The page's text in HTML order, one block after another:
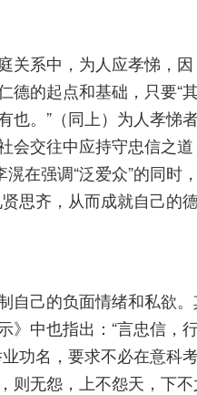
关系中，为人应孝悌，因
德的起点和基础，只要“
也。”（同上）为人孝悌
会交往中应持守忠信之
在强调“泛爱众”的同时，
思齐，从而成就自己的
自己的负面情绪和私欲
》中也指出：“言忠信，
功名，要求不必在意科
则无怨，上不怨天，下